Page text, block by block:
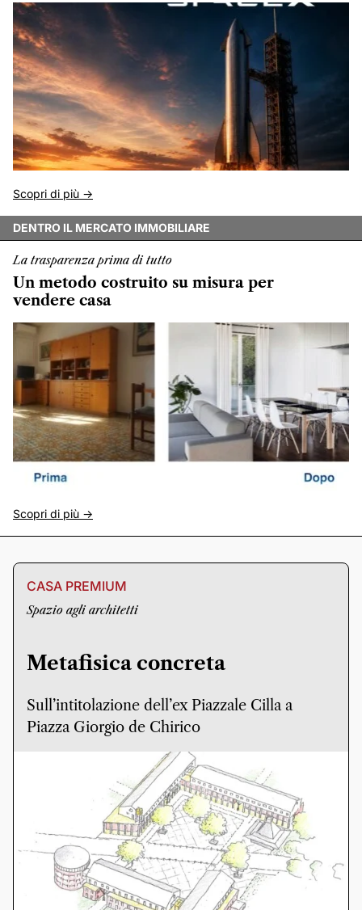
Scopri di più ->
DENTRO IL MERCATO IMMOBILIARE
La trasparenza prima di tutto
Un metodo costruito su misura per
vendere casa
Scopri di più ->
CASA PREMIUM
Spazio agli architetti
Metafisica concreta
Sull’intitolazione dell’ex Piazzale Cilla a
Piazza Giorgio de Chirico